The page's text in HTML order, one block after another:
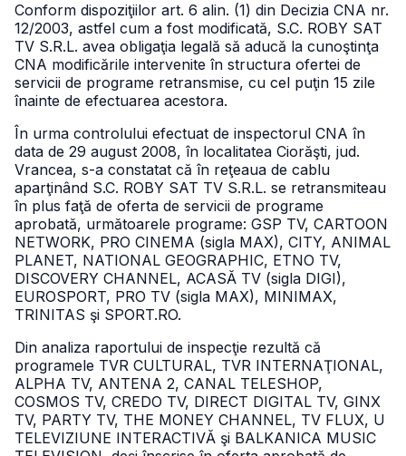
Conform dispoziţiilor art. 6 alin. (1) din Decizia CNA nr.
12/2003, astfel cum a fost modificată, S.C. ROBY SAT
TV S.R.L. avea obligaţia legală să aducă la cunoştinţa
CNA modificările intervenite în structura ofertei de
servicii de programe retransmise, cu cel puţin 15 zile
înainte de efectuarea acestora.
În urma controlului efectuat de inspectorul CNA în
data de 29 august 2008, în localitatea Ciorăşti, jud.
Vrancea, s-a constatat că în reţeaua de cablu
aparţinând S.C. ROBY SAT TV S.R.L. se retransmiteau
în plus faţă de oferta de servicii de programe
aprobată, următoarele programe: GSP TV, CARTOON
NETWORK, PRO CINEMA (sigla MAX), CITY, ANIMAL
PLANET, NATIONAL GEOGRAPHIC, ETNO TV,
DISCOVERY CHANNEL, ACASĂ TV (sigla DIGI),
EUROSPORT, PRO TV (sigla MAX), MINIMAX,
TRINITAS şi SPORT.RO.
Din analiza raportului de inspecţie rezultă că
programele TVR CULTURAL, TVR INTERNAŢIONAL,
ALPHA TV, ANTENA 2, CANAL TELESHOP,
COSMOS TV, CREDO TV, DIRECT DIGITAL TV, GINX
TV, PARTY TV, THE MONEY CHANNEL, TV FLUX, U
TELEVIZIUNE INTERACTIVĂ şi BALKANICA MUSIC